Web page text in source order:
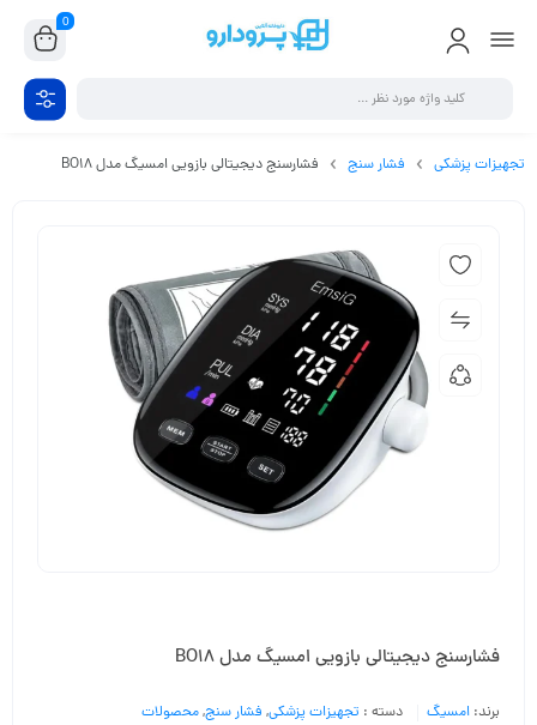
0
تجهیزات پزشکی فشار سنج فشارسنج دیجیتالی بازویی امسیگ مدل BO18
فشارسنج دیجیتالی بازویی امسیگ مدل BO18
برند: امسیگ دسته : تجهیزات پزشکی, فشار سنج,محصولات